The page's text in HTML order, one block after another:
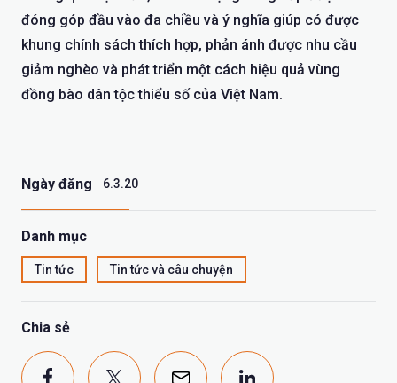
đóng góp đầu vào đa chiều và ý nghĩa giúp có được
khung chính sách thích hợp, phản ánh được nhu cầu
giảm nghèo và phát triển một cách hiệu quả vùng
đồng bào dân tộc thiểu số của Việt Nam.
Ngày đăng 6.3.20
Danh mục
Tin tức Tin tức và câu chuyện
Chia sẻ